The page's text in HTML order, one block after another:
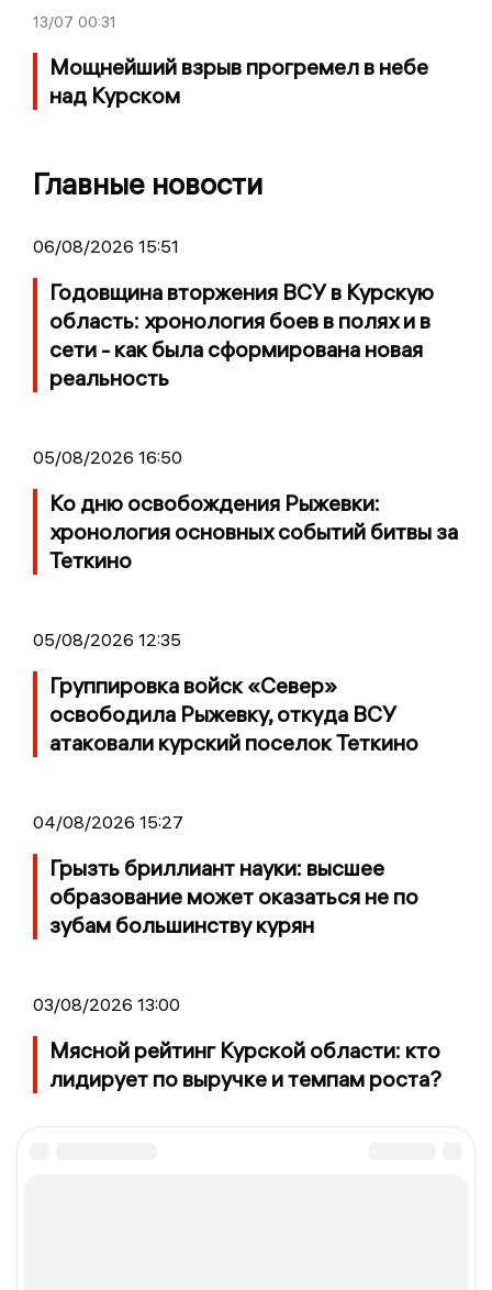
13/07 00:31
Мощнейший взрыв прогремел в небе
над Курском
Главные новости
06/08/2026 15:51
Годовщина вторжения ВСУ в Курскую
область: хронология боев в полях и в
сети - как была сформирована новая
реальность
05/08/2026 16:50
Ко дню освобождения Рыжевки:
хронология основных событий битвы за
Теткино
05/08/2026 12:35
Группировка войск «Север»
освободила Рыжевку, откуда ВСУ
атаковали курский поселок Теткино
04/08/2026 15:27
Грызть бриллиант науки: высшее
образование может оказаться не по
зубам большинству курян
03/08/2026 13:00
Мясной рейтинг Курской области: кто
лидирует по выручке и темпам роста?